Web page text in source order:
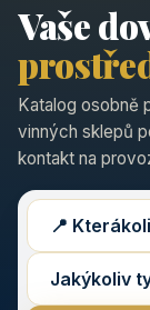
Vaše
Katalog osobně
vinných sklepů
kontakt na